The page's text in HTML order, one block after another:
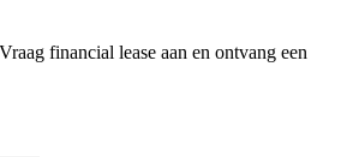
financial lease aan en ontvang een